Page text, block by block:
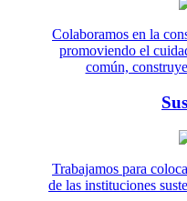
Colaboramos en la
promoviendo el
común,
Trabajamos para
de las instituciones